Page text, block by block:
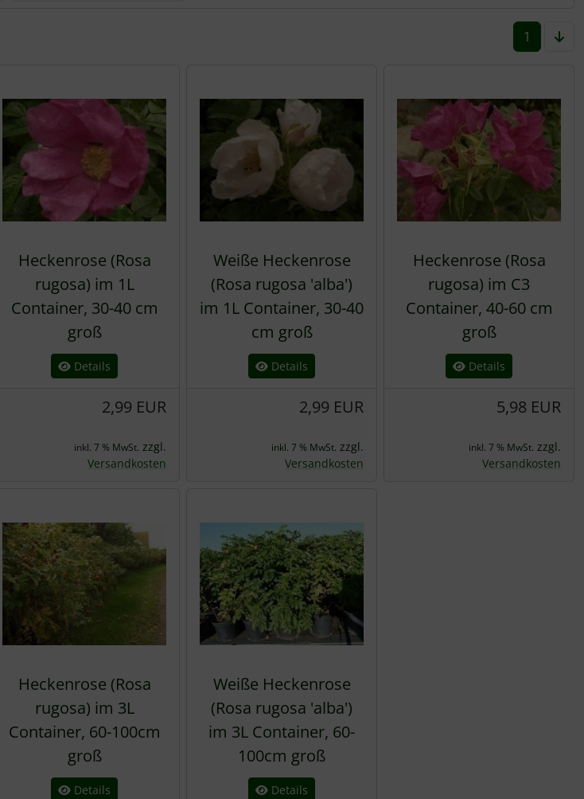
1
Heckenrose (Rosa
rugosa) im 1L
Container, 30-40 cm
groß
Details
2,99 EUR
inkl. 7 % MwSt. zzgl.
Versandkosten
Weiße Heckenrose
(Rosa rugosa 'alba')
im 1L Container, 30-40
cm groß
Details
2,99 EUR
inkl. 7 % MwSt. zzgl.
Versandkosten
Heckenrose (Rosa
rugosa) im C3
Container, 40-60 cm
groß
Details
5,98 EUR
inkl. 7 % MwSt. zzgl.
Versandkosten
Heckenrose (Rosa
rugosa) im 3L
Container, 60-100cm
groß
Details
Weiße Heckenrose
(Rosa rugosa 'alba')
im 3L Container, 60-
100cm groß
Details